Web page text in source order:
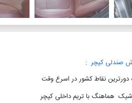
صندلی کپچر :
دورترین نقاط کشور در اسرع وقت
هماهنگ با تریم داخلی کپچر